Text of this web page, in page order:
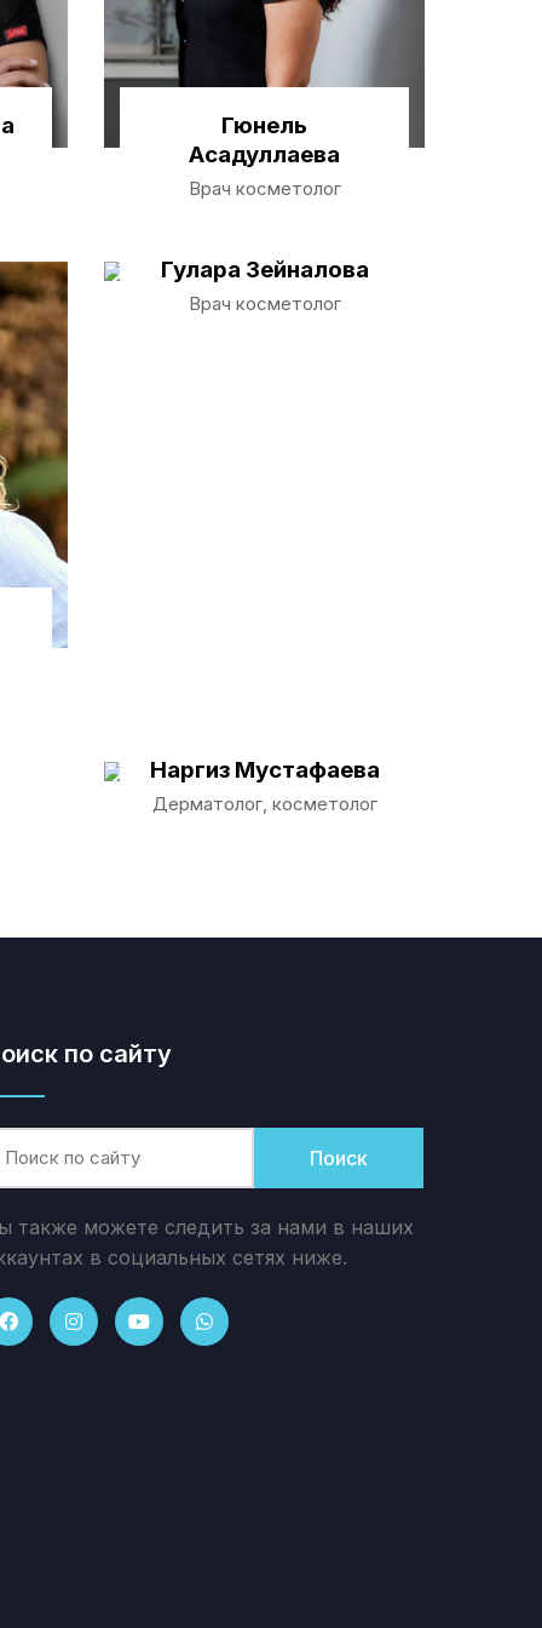
Гюнель
Асадуллаева
Врач косметолог
Гулара Зейналова
Врач косметолог
Наргиз Мустафаева
Дерматолог, косметолог
по сайту
Поиск
также можете следить за нами в наших
в социальных сетях ниже.